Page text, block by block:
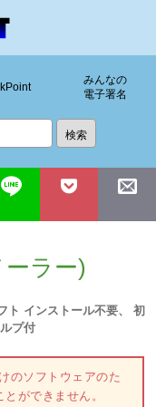
みんなの
電子署名
ラー)
ト インストール不要、 初
プ付
のソフトウェアのた
ができません。